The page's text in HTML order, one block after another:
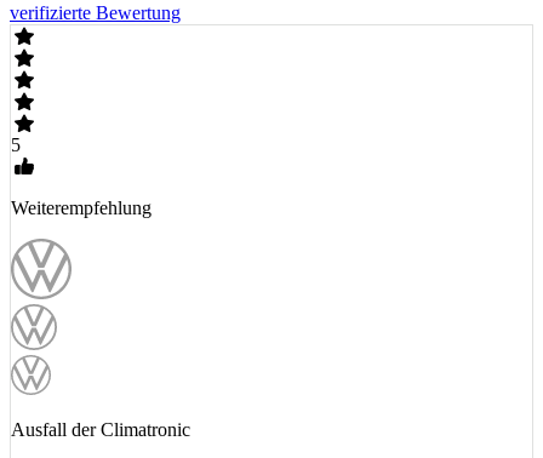
verifizierte Bewertung
5
Weiterempfehlung
Ausfall der Climatronic